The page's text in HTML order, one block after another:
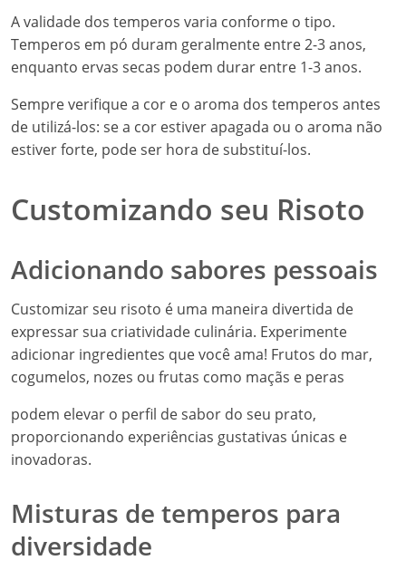
A validade dos temperos varia conforme o tipo.
Temperos em pó duram geralmente entre 2-3 anos,
enquanto ervas secas podem durar entre 1-3 anos.
Sempre verifique a cor e o aroma dos temperos antes
de utilizá-los: se a cor estiver apagada ou o aroma não
estiver forte, pode ser hora de substituí-los.
Customizando seu Risoto
Adicionando sabores pessoais
Customizar seu risoto é uma maneira divertida de
expressar sua criatividade culinária. Experimente
adicionar ingredientes que você ama! Frutos do mar,
cogumelos, nozes ou frutas como maçãs e peras
podem elevar o perfil de sabor do seu prato,
proporcionando experiências gustativas únicas e
inovadoras.
Misturas de temperos para
diversidade